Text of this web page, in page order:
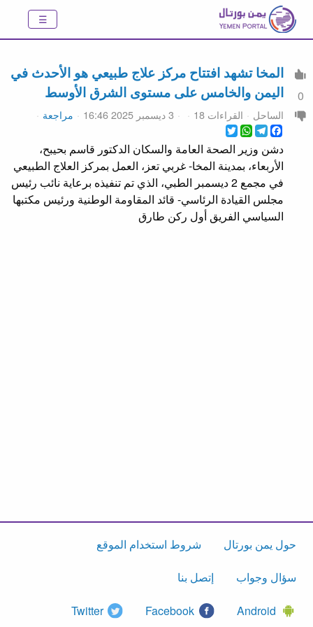
0
المخا تشهد افتتاح مركز علاج طبيعي هو الأحدث في
اليمن والخامس على مستوى الشرق الأوسط
الساحل القراءات 18 3 ديسمبر 2025 16:46
مراجعة
Twitter
WhatsApp
Telegram
Facebook
دشن وزير الصحة العامة والسكان الدكتور قاسم بحيبح،
الأربعاء، بمدينة المخا- غربي تعز، العمل بمركز العلاج الطبيعي
في مجمع 2 ديسمبر الطبي، الذي تم تنفيذه برعاية نائب رئيس
مجلس القيادة الرئاسي- قائد المقاومة الوطنية ورئيس مكتبها
السياسي الفريق أول ركن طارق
حول يمن بورتال شروط استخدام الموقع
سؤال وجواب إتصل بنا
Android
Facebook
Twitter